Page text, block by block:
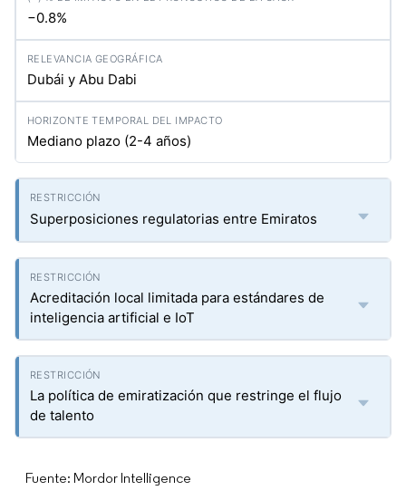
−0.8%
Dubái y Abu Dabi
Mediano plazo (2-4 años)
Superposiciones regulatorias entre Emiratos
Acreditación local limitada para estándares de
inteligencia artificial e IoT
La política de emiratización que restringe el flujo
de talento
Fuente: Mordor Intelligence